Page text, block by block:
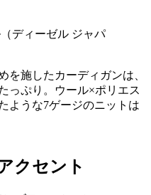
ディーゼル ジャパ
を施したカーディガンは、
っぷり。ウール×ポリエス
ような7ゲージのニットは
クセント